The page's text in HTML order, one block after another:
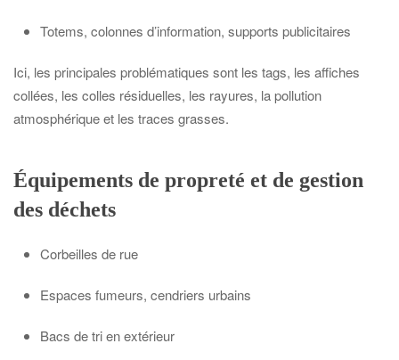
Totems, colonnes d’information, supports publicitaires
Ici, les principales problématiques sont les tags, les affiches
collées, les colles résiduelles, les rayures, la pollution
atmosphérique et les traces grasses.
Équipements de propreté et de gestion
des déchets
Corbeilles de rue
Espaces fumeurs, cendriers urbains
Bacs de tri en extérieur